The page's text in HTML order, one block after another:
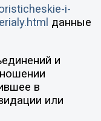
i-
данные
и
в
или